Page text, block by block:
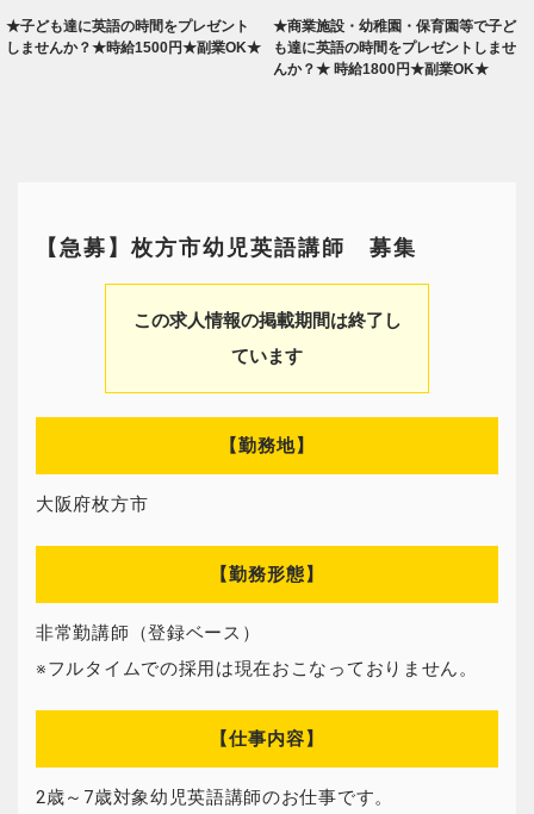
★子ども達に英語の時間をプレゼント
しませんか？★時給1500円★副業OK★
★商業施設・幼稚園・保育園等で子ど
も達に英語の時間をプレゼントしませ
んか？★ 時給1800円★副業OK★
【急募】枚方市幼児英語講師 募集
この求人情報の掲載期間は終了し
ています
【勤務地】
大阪府枚方市
【勤務形態】
非常勤講師（登録ベース）
※フルタイムでの採用は現在おこなっておりません。
【仕事内容】
2歳～7歳対象幼児英語講師のお仕事です。